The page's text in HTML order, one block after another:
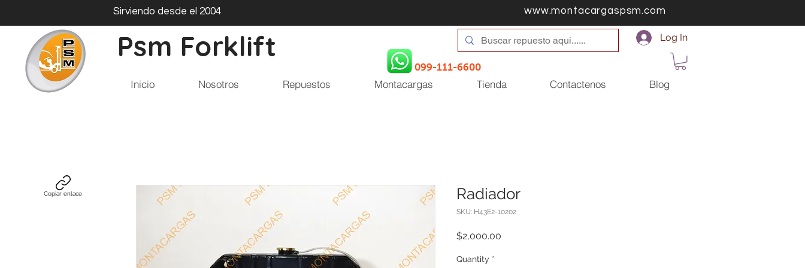
Sirviendo desde el 2004 www.montacargaspsm.com
Psm Forklift
099-111-6600
Log In
Inicio Nosotros Repuestos Montacargas Tienda Contactenos Blog
Copiar enlace Radiador
SKU: H43E2-10202
$2,000.00
Quantity *